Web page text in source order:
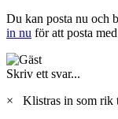
Du kan posta nu och
in nu för att posta
Skriv ett svar...
×
Klistras in som rik